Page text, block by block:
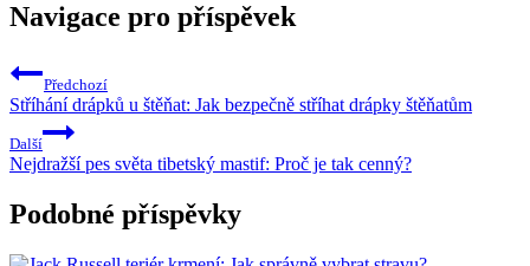
Navigace pro příspěvek
Předchozí
Stříhání drápků u štěňat: Jak bezpečně stříhat drápky štěňatům
Další
Nejdražší pes světa tibetský mastif: Proč je tak cenný?
Podobné příspěvky